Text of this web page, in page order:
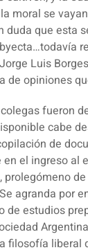
moral se
duda que esta
…todavía
Luis
de opiniones
fueron
cabe
de
el ingreso al
prolegómeno
agranda por
de estudios
filosofía liberal